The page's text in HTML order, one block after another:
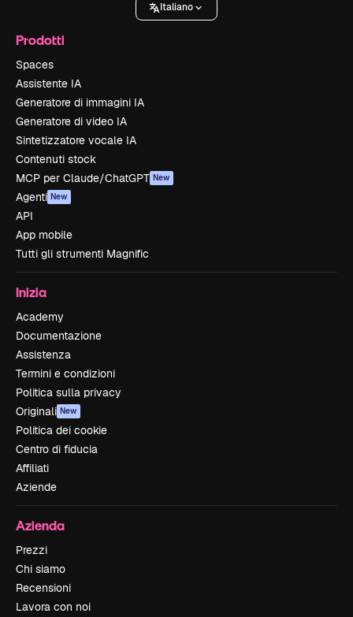
Italiano
Prodotti
Spaces
Assistente IA
Generatore di immagini IA
Generatore di video IA
Sintetizzatore vocale IA
Contenuti stock
MCP per Claude/ChatGPT New
Agenti New
API
App mobile
Tutti gli strumenti Magnific
Inizia
Academy
Documentazione
Assistenza
Termini e condizioni
Politica sulla privacy
Originali New
Politica dei cookie
Centro di fiducia
Affiliati
Aziende
Azienda
Prezzi
Chi siamo
Recensioni
Lavora con noi